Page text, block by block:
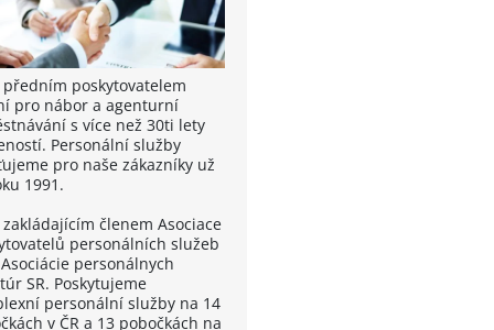
předním poskytovatelem
pro nábor a agenturní
s více než 30ti lety
Personální služby
pro naše zákazníky už
1991.
zakládajícím členem Asociace
personálních služeb
Asociácie personálnych
SR. Poskytujeme
personální služby na 14
v ČR a 13 pobočkách na